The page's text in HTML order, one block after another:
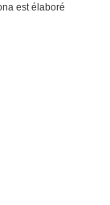
est élaboré